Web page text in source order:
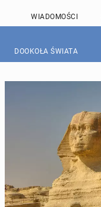
WIADOMOŚCI
DOOKOŁA ŚWIATA